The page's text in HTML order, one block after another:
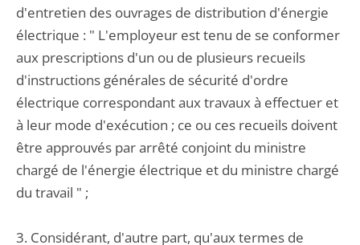
d'entretien des ouvrages de distribution d'énergie
électrique : " L'employeur est tenu de se conformer
aux prescriptions d'un ou de plusieurs recueils
d'instructions générales de sécurité d'ordre
électrique correspondant aux travaux à effectuer et
à leur mode d'exécution ; ce ou ces recueils doivent
être approuvés par arrêté conjoint du ministre
chargé de l'énergie électrique et du ministre chargé
du travail " ;
3. Considérant, d'autre part, qu'aux termes de